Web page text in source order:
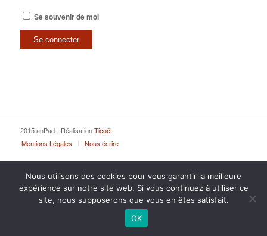
Se souvenir de moi
2015 anPad - RéalisationTicoët
Mentions Légales
Nous écrire
Nous utilisons des cookies pour vous garantir la meilleure
expérience sur notre site web. Si vous continuez à utiliser ce
site, nous supposerons que vous en êtes satisfait.
OK